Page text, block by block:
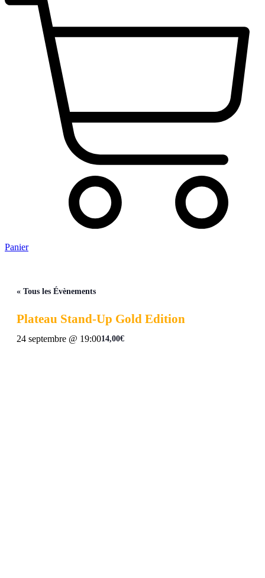
Panier
« Tous les Évènements
Plateau Stand-Up Gold Edition
24 septembre @ 19:0014,00€